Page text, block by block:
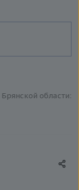
области: